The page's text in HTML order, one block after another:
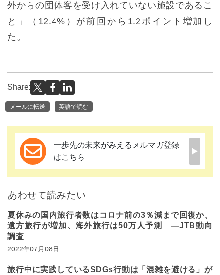
外からの団体客を受け入れていない施設であるこ
と」（12.4%）が前回から1.2ポイント増加し
た。
Share:
メールに転送 英語で読む
一歩先の未来がみえるメルマガ登録
はこちら
あわせて読みたい
夏休みの国内旅行者数はコロナ前の3％減まで回復か、
遠方旅行が増加、海外旅行は50万人予測 ―JTB動向
調査
2022年07月08日
旅行中に実践しているSDGs行動は「混雑を避ける」が